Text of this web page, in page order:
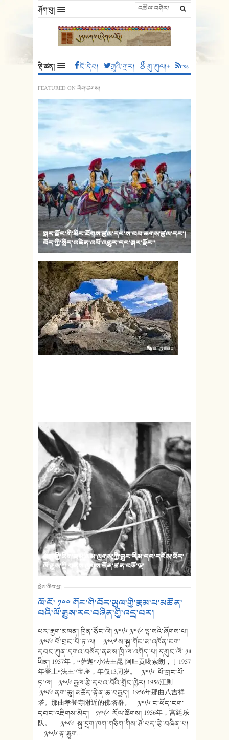
ཤོག་བུ།
སྡེ་ཚན། ངོ་དེབ། ཀྲུའི་ཀྲར། གུ་ཀུལ།+ rss
FEATURED ON ཡིག་ཚགས།
སྒར་རྫོང་གི་མིང་ཐོགས་ཚུལ་དང་ས་བབ་ཆགས་ཚུལ་དང་།
བོད་ཀྱི་སྲིད་འཛིན་འཕོ་འགྱུར་དང་སྒར་རྫོང་།
བོད་ཀྱི་ཡིག་ཟམ་ལམ་ལུགས་ཀྱི་བྱུང་རིམ་དང་དངོས་ཡོད་
ལོ་རྒྱུས་ཀྱི་གནས་ལུགས་དོན་ཚན་བཅོ་ལྔ།
སྤེལ་ཞིབ་ཕྲ།
ལོ་ངོ་ ༡༠༠ གོང་གི་བོད་ཡུལ་གྱི་རྣམ་པ་མཚོན་
པའི་ལོ་རྒྱུས་རང་བཞིན་གྱི་འདྲ་པར།
པར་རྒྱག་མཁན། ཁྲིན་ཙོང་ལེ། ༡༩༥༦ ༡༩༥༦ ལྷ་སའི་ཞོགས་པ།
༡༩༥༦ ཕོ་བྲང་པོ་ཏ་ལ། ༡༩༥༧ ས་སྐྱ་གོང་མ་འཁོན་ངག་
དབང་ཀུན་དགའ་བསོད་ནམས་ཁྲི་ལ་འགོད་པ། དགུང་ལོ་ ༡༣
ཡིན། 1957年，“萨迦”小法王昆·阿旺贡噶索朗，于1957
年登上“法王”宝座，年仅13周岁。 ༡༩༥༦ ཕོ་བྲང་པོ་
ཏ་ལ། ༡༩༥༦ རྒྱལ་རྩེ་དཔའ་བོའི་གྲོང་ཁྱེར། 1956江则
༡༩༥༦ ནག་ཆུ། མཆོད་རྟེན་ཆ་བརྒྱད། 1956年那曲八吉祥
塔。那曲孝登寺附近的佛塔群。 ༡༩༥༦ ང་ཕོད་ངག་
དབང་འཇིགས་མེད། ༡༩༥༦ རོལ་ཚོགས། 1956年，宫廷乐
队。 ༡༩༥༦ སྐུ་དྲག་ཁག་གཅིག་གིས་ཤོ་པད་རྩེ་བཞིན་པ།
༡༩༥༦ རྟ་རྒྱུག…